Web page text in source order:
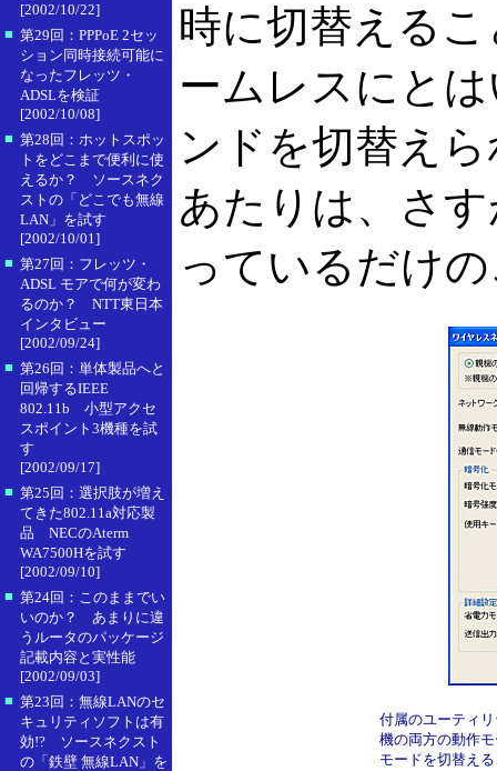
[2002/10/22]
■ 第29回：PPPoE 2セッ
ション同時接続可能に
なったフレッツ・
ADSLを検証
[2002/10/08]
■ 第28回：ホットスポッ
トをどこまで便利に使
えるか？ ソースネク
ストの「どこでも無線
LAN」を試す
[2002/10/01]
■ 第27回：フレッツ・
ADSL モアで何が変わ
るのか？ NTT東日本
インタビュー
[2002/09/24]
■ 第26回：単体製品へと
回帰するIEEE
802.11b 小型アクセ
スポイント3機種を試
す
[2002/09/17]
■ 第25回：選択肢が増え
てきた802.11a対応製
品 NECのAterm
WA7500Hを試す
[2002/09/10]
■ 第24回：このままでい
いのか？ あまりに違
うルータのパッケージ
記載内容と実性能
[2002/09/03]
■ 第23回：無線LANのセ
キュリティソフトは有
効!? ソースネクスト
の「鉄壁 無線LAN」を
時に切替える
ームレスにと
ンドを切替え
あたりは、さ
っているだけ
付属のユーティ
機の両方の動作
モードを切替え